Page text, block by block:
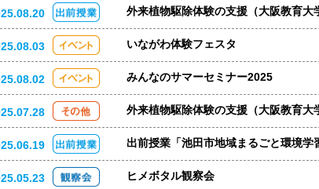
外来植物駆除体験の支援（大阪教育
いながわ体験フェスタ
みんなのサマーセミナー2025
外来植物駆除体験の支援（大阪教育大
出前授業「池田市地域まるごと環境学
ヒメボタル観察会